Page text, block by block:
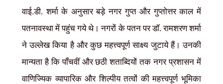
वाई.डी. शर्मा के अनुसार बड़े नगर गुप्त और गुप्तोत्तर काल में
पतनावस्था में पहुंच गये थे। नगरों के पतन पर डॉ. रामशरण शर्मा
ने उल्लेख किया है और कुछ महत्त्वपूर्ण साक्ष्य जुटाये हैं। उनकी
मान्यता है कि पाँचवीं और छठी शताब्दियों तक नगर प्रशासन में
वाणिज्यिक व्यापारिक और शिल्पीय तत्वों की महत्त्वपूर्ण भूमिका